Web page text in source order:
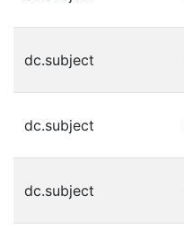
dc.subject
dc.subject
dc.subject